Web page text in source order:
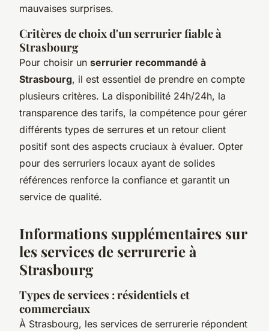
mauvaises surprises.
Critères de choix d'un serrurier fiable à
Strasbourg
Pour choisir un serrurier recommandé à
Strasbourg, il est essentiel de prendre en compte
plusieurs critères. La disponibilité 24h/24h, la
transparence des tarifs, la compétence pour gérer
différents types de serrures et un retour client
positif sont des aspects cruciaux à évaluer. Opter
pour des serruriers locaux ayant de solides
références renforce la confiance et garantit un
service de qualité.
Informations supplémentaires sur
les services de serrurerie à
Strasbourg
Types de services : résidentiels et
commerciaux
À Strasbourg, les services de serrurerie répondent